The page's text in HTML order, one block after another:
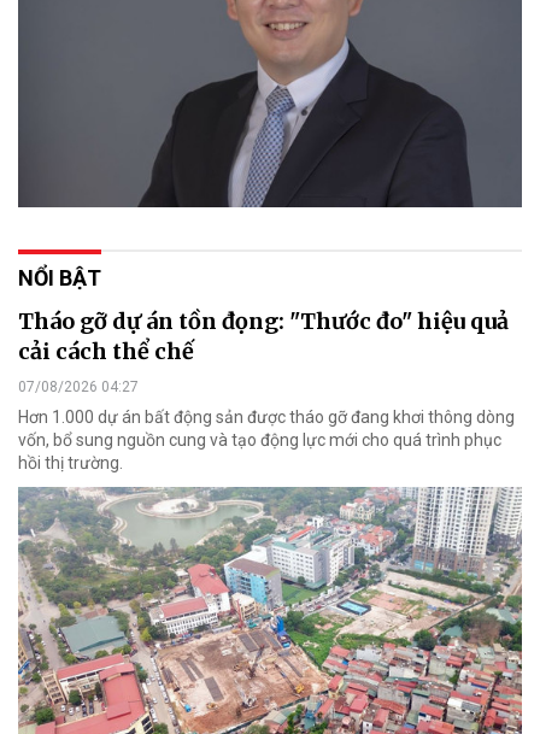
NỔI BẬT
Tháo gỡ dự án tồn đọng: "Thước đo" hiệu quả
cải cách thể chế
07/08/2026 04:27
Hơn 1.000 dự án bất động sản được tháo gỡ đang khơi thông dòng
vốn, bổ sung nguồn cung và tạo động lực mới cho quá trình phục
hồi thị trường.